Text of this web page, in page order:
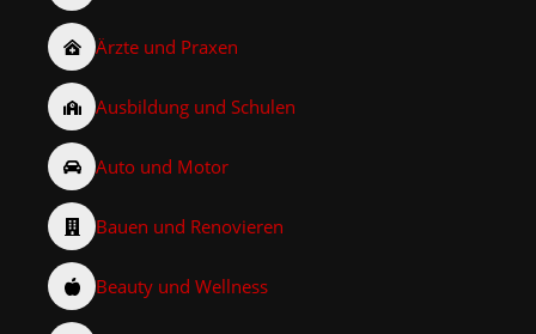
Ärzte und Praxen
Ausbildung und Schulen
Auto und Motor
Bauen und Renovieren
Beauty und Wellness